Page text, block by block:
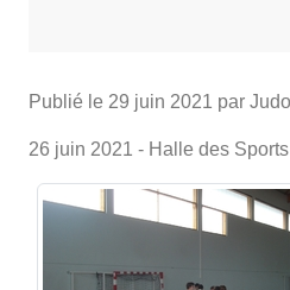
Publié le 29 juin 2021 par
26 juin 2021 - Halle des